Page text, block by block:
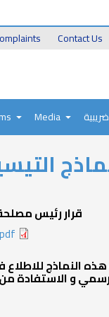
Contact Us
Media
قرار رئيس مصلحة
هذه النماذج
و الاستفادة من